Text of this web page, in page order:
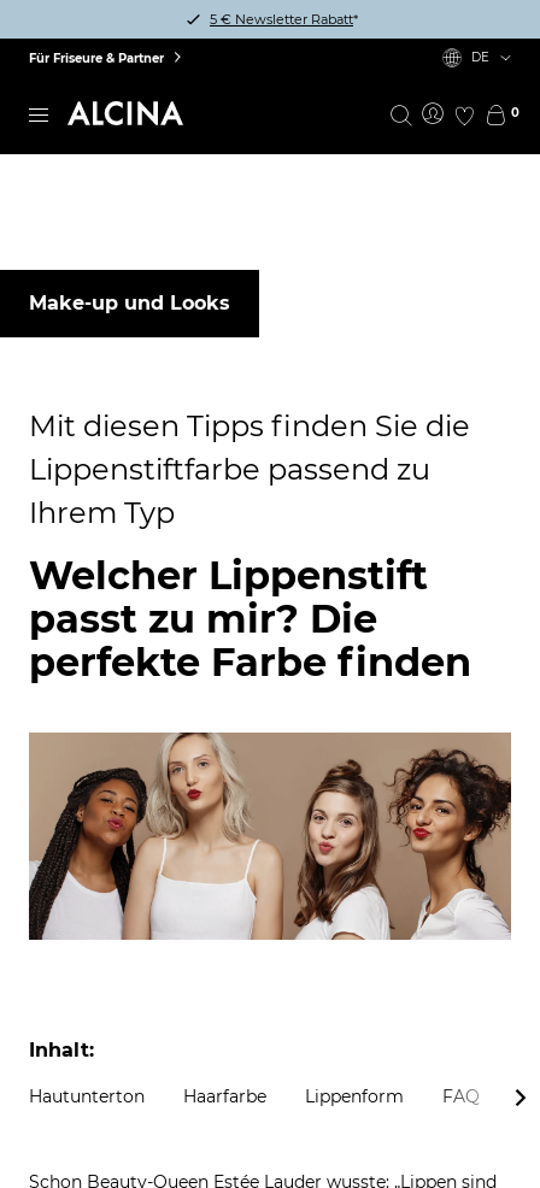
5 € Newsletter Rabatt*
Für Friseure & Partner DE
0
Make-up und Looks
Mit diesen Tipps finden Sie die
Lippenstiftfarbe passend zu
Ihrem Typ
Welcher Lippenstift
passt zu mir? Die
perfekte Farbe finden
Inhalt:
Hautunterton Haarfarbe Lippenform FAQ
Schon Beauty-Queen Estée Lauder wusste: „Lippen sind